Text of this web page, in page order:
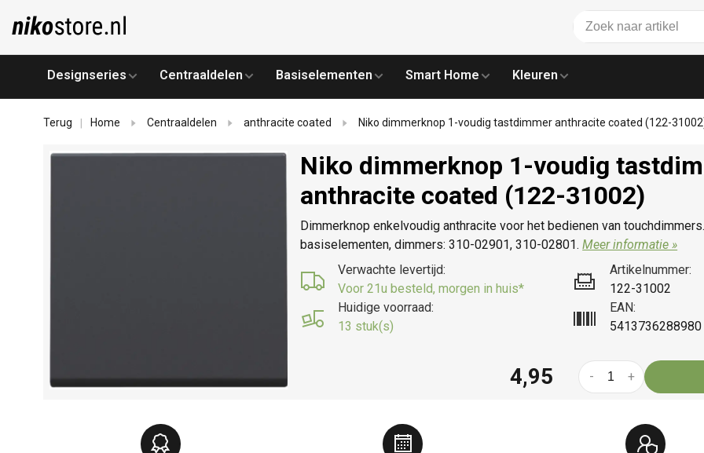
Designseries Centraaldelen Basiselementen Smart Home Kleuren
Terug Home Centraaldelen anthracite coated Niko dimmerknop 1-voudig tastdimmer anthracite coated (122-
Niko dimmerknop 1-voudig
anthracite coated (122-31002)
Dimmerknop enkelvoudig anthracite voor het bedienen van
basiselementen, dimmers: 310-02901, 310-02801.Meer informatie »
Verwachte levertijd:
Voor 21u besteld, morgen in huis*
Huidige voorraad:
13 stuk(s)
Artikelnummer:
122-31002
EAN:
5413736288980
4,95 +
-